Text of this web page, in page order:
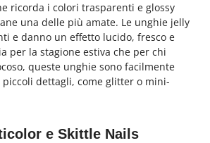
ricorda i colori trasparenti e glossy
una delle più amate. Le unghie jelly
e danno un effetto lucido, fresco e
per la stagione estiva che per chi
queste unghie sono facilmente
dettagli, come glitter o mini-
e Skittle Nails